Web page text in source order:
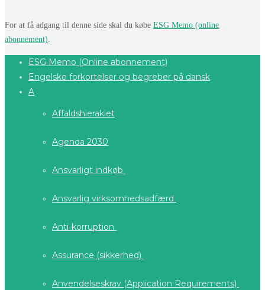
For at få adgang til denne side skal du købe ESG Memo (online
abonnement).
ESG Memo (Online abonnement)
Engelske forkortelser og begreber på dansk
A
Affaldshierakiet
Agenda 2030
Ansvarligt indkøb
Ansvarlig virksomhedsadfærd
Anti-korruption
Assurance (sikkerhed)
Anvendelseskrav (Application Requirements)